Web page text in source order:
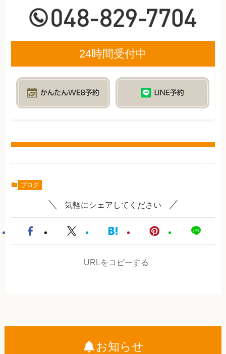
24時間受付中
ブログ
気軽にシェアしてください
URLをコピーする
お知らせ